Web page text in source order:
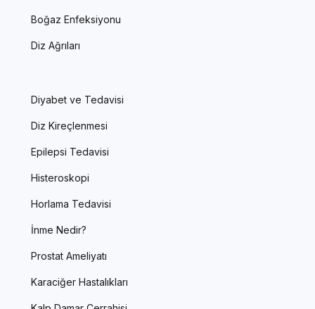
Boğaz Enfeksiyonu
Diz Ağrıları
Diyabet ve Tedavisi
Diz Kireçlenmesi
Epilepsi Tedavisi
Histeroskopi
Horlama Tedavisi
İnme Nedir?
Prostat Ameliyatı
Karaciğer Hastalıkları